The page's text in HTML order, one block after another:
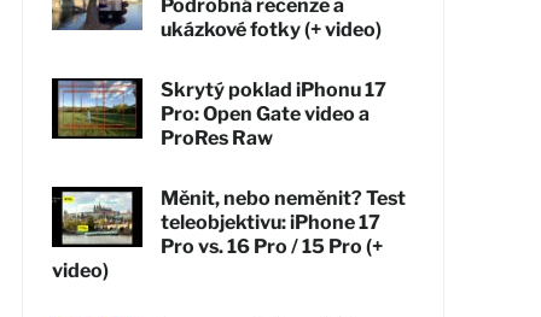
Podrobná recenze a
ukázkové fotky (+ video)
Skrytý poklad iPhonu 17
Pro: Open Gate video a
ProRes Raw
Měnit, nebo neměnit? Test
teleobjektivu: iPhone 17
Pro vs. 16 Pro / 15 Pro (+
video)